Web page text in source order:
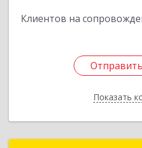
Клиентов на
Показать